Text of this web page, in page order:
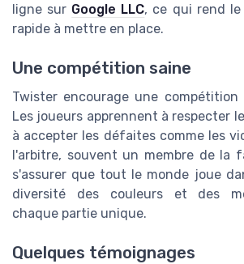
ligne sur Google LLC, ce qui rend
rapide à mettre en place.
Une compétition saine
Twister encourage une compétition
Les joueurs apprennent à respecter
à accepter les défaites comme les
l'arbitre, souvent un membre de la
s'assurer que tout le monde joue
diversité des couleurs et des
chaque partie unique.
Quelques témoignages